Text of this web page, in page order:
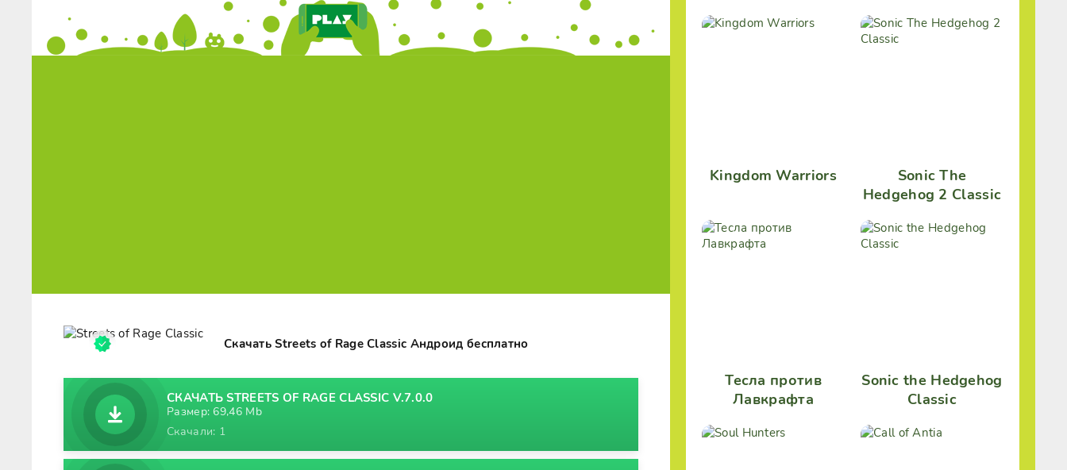
Скачать Streets of Rage Classic Андроид бесплатно
СКАЧАТЬ STREETS OF RAGE CLASSIC V.7.0.0
Размер: 69,46 Mb
Скачали: 1
Kingdom Warriors
Sonic The
Hedgehog 2 Classic
Тесла против
Лавкрафта
Sonic the Hedgehog
Classic